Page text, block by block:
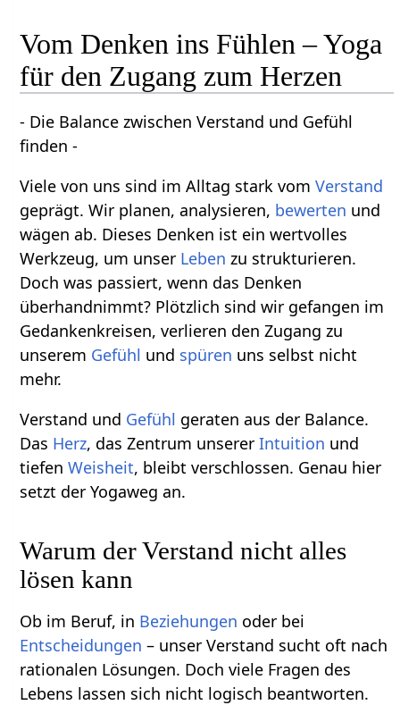
Vom Denken ins Fühlen – Yoga
für den Zugang zum Herzen
- Die Balance zwischen Verstand und Gefühl
finden -
Viele von uns sind im Alltag stark vomVerstand
geprägt. Wir planen, analysieren, bewerten und
wägen ab. Dieses Denken ist ein wertvolles
Werkzeug, um unser Leben zu strukturieren.
Doch was passiert, wenn das Denken
überhandnimmt? Plötzlich sind wir gefangen im
Gedankenkreisen, verlieren den Zugang zu
unserem Gefühl und spüren uns selbst nicht
mehr.
Verstand und Gefühl geraten aus der Balance.
Das Herz, das Zentrum unsererIntuition und
tiefenWeisheit, bleibt verschlossen. Genau hier
setzt der Yogaweg an.
Warum der Verstand nicht alles
lösen kann
Ob im Beruf, in Beziehungen oder bei
Entscheidungen – unser Verstand sucht oft nach
rationalen Lösungen. Doch viele Fragen des
Lebens lassen sich nicht logisch beantworten.